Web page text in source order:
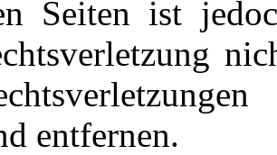
Seiten ist
entfernen.